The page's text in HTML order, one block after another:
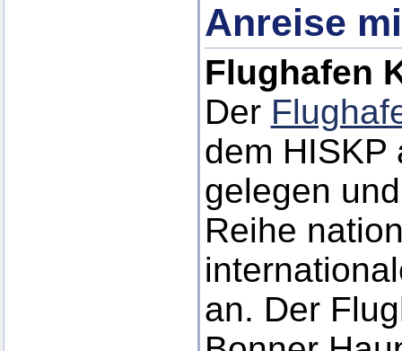
Anreise
Flughafen
Der
dem HISKP
gelegen
Reihe
an. Der